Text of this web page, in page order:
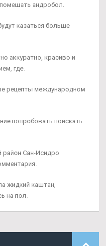
андробол.
казаться больше
аккуратно, красиво и
где.
рецепты международном
попробовать поискать
район Сан-Исидро
жидкий каштан,
на пол.